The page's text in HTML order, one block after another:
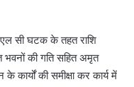
एल सी घटक के तहत राशि
भवनों की गति सहित अमृत
कार्यों की समीक्षा कर कार्य में